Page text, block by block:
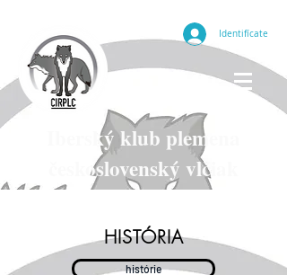
Identifícate
Iberský klub plemena
československý vlčiak
HISTÓRIA
histórie